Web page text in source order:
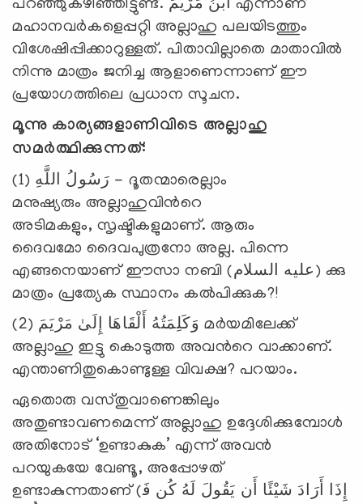
പറഞ്ഞുകഴിഞ്ഞിട്ടുണ്ട്. ابْنُ مَرْيَمَ എന്നാണ്
മഹാനവര്‍കളെപ്പറ്റി അല്ലാഹു പലയിടത്തും
വിശേഷിപ്പിക്കാറുള്ളത്. പിതാവില്ലാതെ മാതാവില്‍
നിന്നു മാത്രം ജനിച്ച ആളാണെന്നാണ് ഈ
പ്രയോഗത്തിലെ പ്രധാന സൂചന.
മൂന്നു കാര്യങ്ങളാണിവിടെ അല്ലാഹു
സമര്‍ത്ഥിക്കുന്നത്:
(1) رَسُولُ اللَّهِ - ദൂതന്മാരെല്ലാം
മനുഷ്യരും അല്ലാഹുവിന്‍റെ
അടിമകളും, സൃഷ്ടികളുമാണ്. ആരും
ദൈവമോ ദൈവപുത്രനോ അല്ല. പിന്നെ
എങ്ങനെയാണ് ഈസാ നബി (عليه السلام) ക്കു
മാത്രം പ്രത്യേക സ്ഥാനം കല്‍പിക്കുക?!
(2) وَكَلِمَتُهُ أَلْقَاهَا إِلَىٰ مَرْيَمَ മര്‍യമിലേക്ക്
അല്ലാഹു ഇട്ടു കൊടുത്ത അവന്‍റെ വാക്കാണ്.
എന്താണിതുകൊണ്ടുള്ള വിവക്ഷ? പറയാം.
ഏതൊരു വസ്തുവാണെങ്കിലും
അതുണ്ടാവണമെന്ന് അല്ലാഹു ഉദ്ദേശിക്കുമ്പോള്‍
അതിനോട് ‘ഉണ്ടാകുക’ എന്ന് അവന്‍
പറയുകയേ വേണ്ടൂ, അപ്പോഴത്
ഉണ്ടാകുന്നതാണ് (إِذَا أَرَادَ شَيْئًا أَن يَقُولَ لَهُ كُن فَ